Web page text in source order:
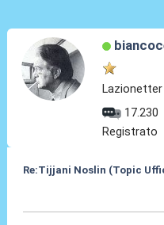
Lazionetter
17.230
Registrato
Re:Tijjani Noslin (Topic